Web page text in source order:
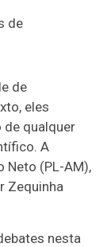
de
de
eles
qualquer
A
Neto (PL-AM),
Zequinha
nesta